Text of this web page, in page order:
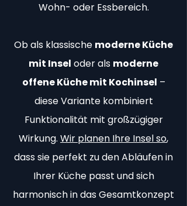
Wohn- oder Essbereich.
Ob als klassische moderne Küche
mit Insel oder als moderne
offene Küche mit Kochinsel –
diese Variante kombiniert
Funktionalität mit großzügiger
Wirkung. Wir planen Ihre Insel so,
dass sie perfekt zu den Abläufen in
Ihrer Küche passt und sich
harmonisch in das Gesamtkonzept